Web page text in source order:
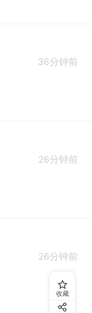
36分钟前
26分钟前
26分钟前
收藏